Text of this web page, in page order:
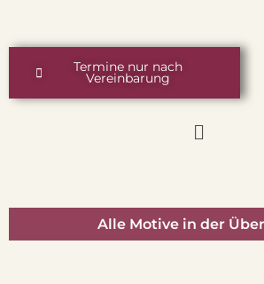
springen
Termine nur nach
Vereinbarung
Menü
Alle Motive in der